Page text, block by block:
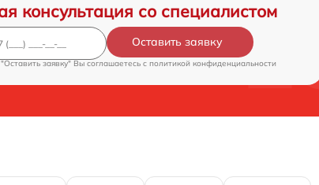
консультация со специалистом
Оставить заявку
заявку" Вы соглашаетесь c политикой конфиденциальности